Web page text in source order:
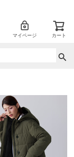
マイページ カート